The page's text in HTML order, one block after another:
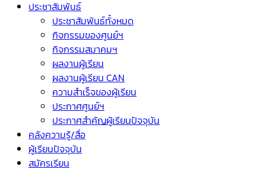
ประชาสัมพันธ์
ประชาสัมพันธ์ทั้งหมด
กิจกรรมของศูนย์ฯ
กิจกรรมสมาคมฯ
ผลงานผู้เรียน
ผลงานผู้เรียน CAN
ความสำเร็จของผู้เรียน
ประกาศศูนย์ฯ
ประกาศสำคัญผู้เรียนปัจจุบัน
คลังความรู้/สื่อ
ผู้เรียนปัจจุบัน
สมัครเรียน